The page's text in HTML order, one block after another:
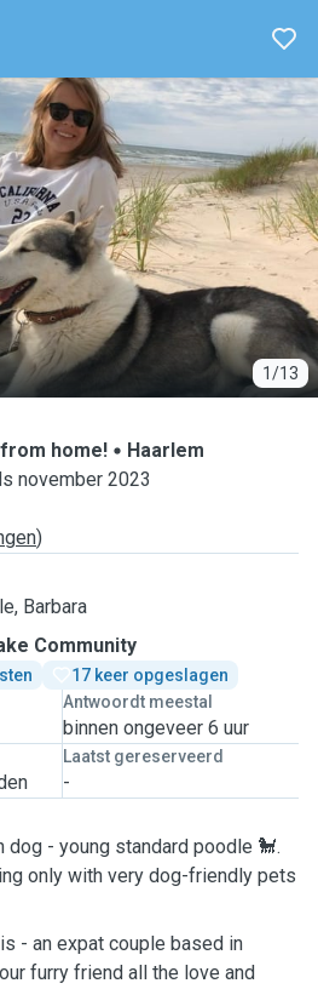
1/13
home!
Haarlem
november 2023
)
Barbara
Community
17 keer opgeslagen
Antwoordt meestal
binnen ongeveer 6 uur
Laatst gereserveerd
-
dog - young standard poodle 🐩.
only with very dog-friendly pets
- an expat couple based in
furry friend all the love and